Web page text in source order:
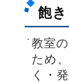
飽
教室
ため
く・